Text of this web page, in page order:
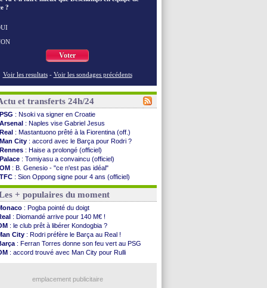
?
Voter
Voir les resultats - Voir les sondages précédents
et transferts 24h/24
PSG : Nsoki va signer en Croatie
Arsenal : Naples vise Gabriel Jesus
Real : Mastantuono prêté à la Fiorentina (off.)
Man City : accord avec le Barça pour Rodri ?
Rennes : Haise a prolongé (officiel)
Palace : Tomiyasu a convaincu (officiel)
OM : B. Genesio - "ce n'est pas idéal"
TFC : Sion Oppong signe pour 4 ans (officiel)
PSG: Liverpool va proposer 115 M€ pour ...
Norvège: la démission d'Infantino réclamée
PSG: Mbaye, deux pistes se détachent
Monaco : Filipe Luis veut remplacer Akliouche
Grenade: Luca Zidane va changer de club
Juve: Zhegrova très clair sur son futur
OM : Aguerd, le plan B de Naples
Arsenal : Guimarães a signé son contrat
Nantes: direction Chypre pour Duverne
: Enzo Fernandez pour l'après-Rodri ?
+ populaires du moment
: Pogba pointé du doigt
: Diomandé arrive pour 140 M€ !
: le club prêt à libérer Kondogbia ?
City : Rodri préfère le Barça au Real !
: Ferran Torres donne son feu vert au PSG
: accord trouvé avec Man City pour Rulli
emplacement publicitaire